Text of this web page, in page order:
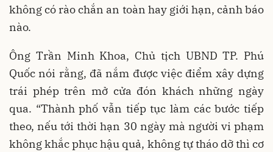
không có rào chắn an toàn hay giới hạn, cảnh báo
nào.
Ông Trần Minh Khoa, Chủ tịch UBND TP. Phú
Quốc nói rằng, đã nắm được việc điểm xây dựng
trái phép trên mở cửa đón khách những ngày
qua. “Thành phố vẫn tiếp tục làm các bước tiếp
theo, nếu tới thời hạn 30 ngày mà người vi phạm
không khắc phục hậu quả, không tự tháo dỡ thì cơ